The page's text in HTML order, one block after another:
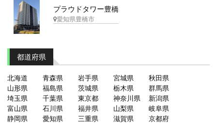
プラウドタワー豊橋
愛知県豊橋市
都道府県
北海道 青森県 岩手県 宮城県
秋田県
山形県
福島県 茨城県 栃木県
群馬県
埼玉県
千葉県 東京都 神奈川県
新潟県
富山県
石川県 福井県 山梨県
岐阜県
静岡県
愛知県 三重県 滋賀県
京都府